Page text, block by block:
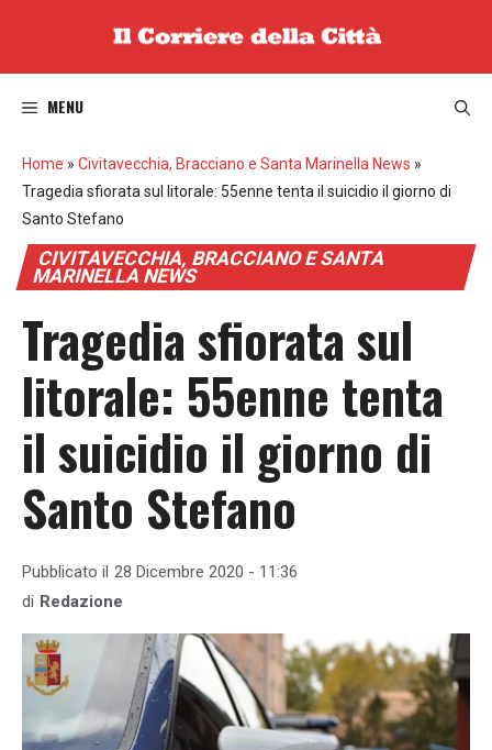
MENU
Home » Civitavecchia, Bracciano e Santa Marinella News »
Tragedia sfiorata sul litorale: 55enne tenta il suicidio il giorno di
Santo Stefano
CIVITAVECCHIA, BRACCIANO E SANTA
MARINELLA NEWS
Tragedia sfiorata sul
litorale: 55enne tenta
il suicidio il giorno di
Santo Stefano
Pubblicato il 28 Dicembre 2020 - 11:36
di Redazione